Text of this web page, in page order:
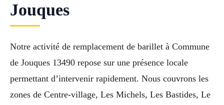
Jouques
Notre activité de remplacement de barillet à Commune
de Jouques 13490 repose sur une présence locale
permettant d’intervenir rapidement. Nous couvrons les
zones de Centre-village, Les Michels, Les Bastides, Le